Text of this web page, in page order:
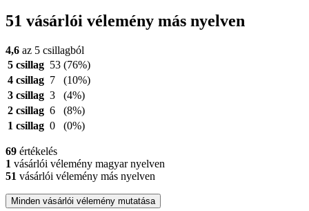
51 vásárlói vélemény más nyelven
4,6 az 5 csillagból
5 csillag 53 (76%)
4 csillag 7
(10%)
3 csillag 3
(4%)
2 csillag 6
(8%)
1 csillag 0 (0%)
69 értékelés
1 vásárlói vélemény magyar nyelven
51 vásárlói vélemény más nyelven
Minden vásárlói vélemény mutatása